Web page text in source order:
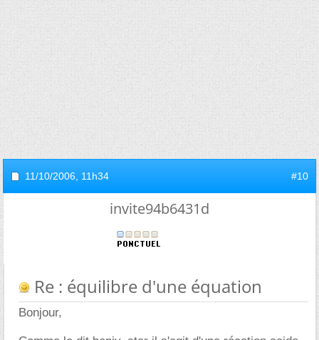
11/10/2006, 11h34 #10
invite94b6431d
Re : équilibre d'une équation
Bonjour,